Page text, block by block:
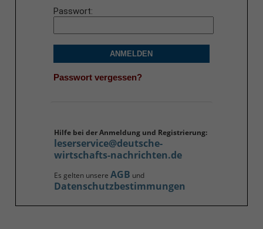
Passwort
ANMELDEN
Passwort vergessen?
Hilfe bei der Anmeldung und Registrierung:
leserservice@deutsche-
wirtschafts-nachrichten.de
Es gelten unsere AGB und
Datenschutzbestimmungen